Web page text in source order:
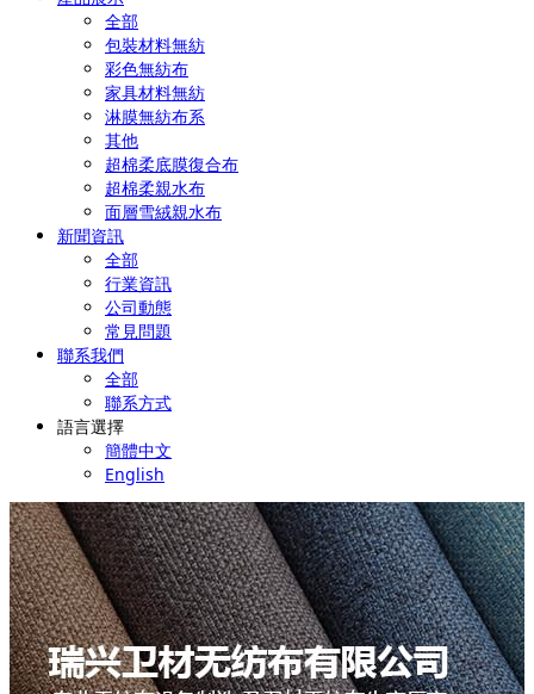
全部
包裝材料無紡
彩色無紡布
家具材料無紡
淋膜無紡布系
其他
超棉柔底膜復合布
超棉柔親水布
面層雪絨親水布
新聞資訊
全部
行業資訊
公司動態
常見問題
聯系我們
全部
聯系方式
語言選擇
簡體中文
English